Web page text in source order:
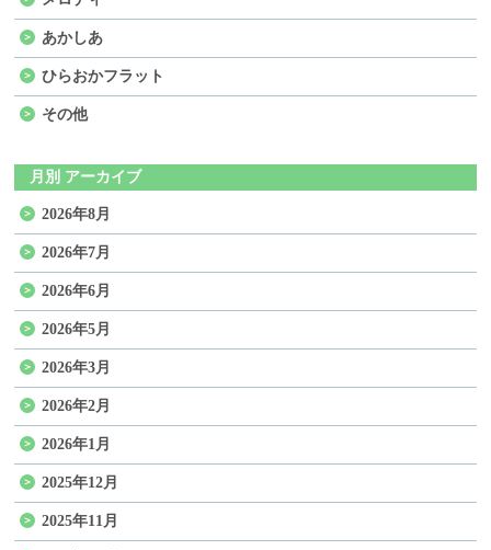
あかしあ
ひらおかフラット
その他
月別 アーカイブ
2026年8月
2026年7月
2026年6月
2026年5月
2026年3月
2026年2月
2026年1月
2025年12月
2025年11月